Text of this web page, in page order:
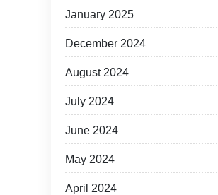
January 2025
December 2024
August 2024
July 2024
June 2024
May 2024
April 2024